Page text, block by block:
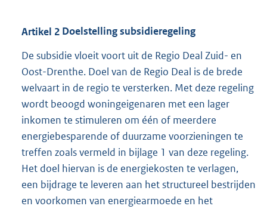
Artikel 2 Doelstelling subsidieregeling
De subsidie vloeit voort uit de Regio Deal Zuid- en
Oost-Drenthe. Doel van de Regio Deal is de brede
welvaart in de regio te versterken. Met deze regeling
wordt beoogd woningeigenaren met een lager
inkomen te stimuleren om één of meerdere
energiebesparende of duurzame voorzieningen te
treffen zoals vermeld in bijlage 1 van deze regeling.
Het doel hiervan is de energiekosten te verlagen,
een bijdrage te leveren aan het structureel bestrijden
en voorkomen van energiearmoede en het